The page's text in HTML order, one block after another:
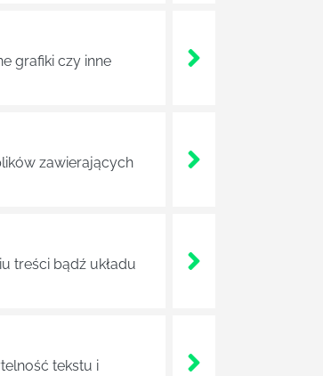
grafiki czy inne
zawierających
treści bądź układu
tekstu i